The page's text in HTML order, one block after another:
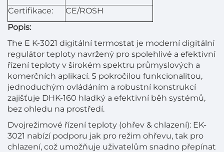
Certifikace:
CE/ROSH
Popis:
The E K-3021 digitální termostat je moderní digitální
regulátor teploty navržený pro spolehlivé a efektivní
řízení teploty v širokém spektru průmyslových a
komerčních aplikací. S pokročilou funkcionalitou,
jednoduchým ovládáním a robustní konstrukcí
zajišťuje DHK-160 hladký a efektivní běh systémů,
bez ohledu na prostředí.
Dvojrežimové řízení teploty (ohřev & chlazení): EK-
3021 nabízí podporu jak pro režim ohřevu, tak pro
chlazení, což umožňuje uživatelům snadno přepínat